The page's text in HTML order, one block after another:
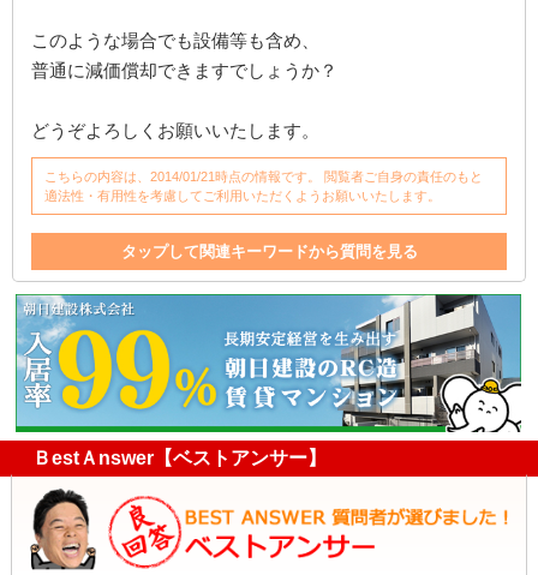
このような場合でも設備等も含め、
普通に減価償却できますでしょうか？
どうぞよろしくお願いいたします。
こちらの内容は、2014/01/21時点の情報です。 閲覧者ご自身の責任のもと
適法性・有用性を考慮してご利用いただくようお願いいたします。
タップして関連キーワードから質問を見る
リフォーム 設備 アパート 一戸建て 償却
家
家賃
減価償却
ＢestＡnswer【ベストアンサー】